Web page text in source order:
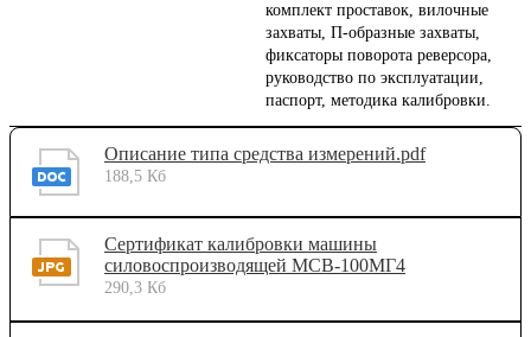
комплект проставок, вилочные
захваты, П-образные захваты,
фиксаторы поворота реверсора,
руководство по эксплуатации,
паспорт, методика калибровки.
Описание типа средства измерений.pdf
188,5 Кб
Сертификат калибровки машины
силовоспроизводящей МСВ-100МГ4
290,3 Кб